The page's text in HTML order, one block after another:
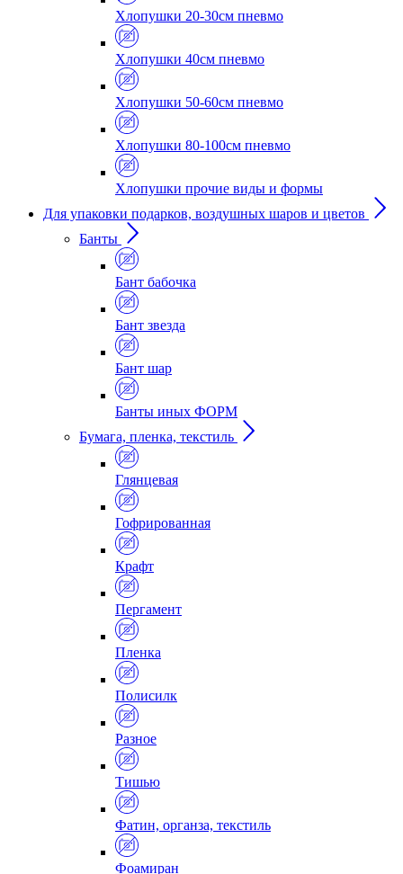
Хлопушки 20-30см пневмо
Хлопушки 40см пневмо
Хлопушки 50-60см пневмо
Хлопушки 80-100см пневмо
Хлопушки прочие виды и формы
Для упаковки подарков, воздушных шаров и цветов
Банты
Бант бабочка
Бант звезда
Бант шар
Банты иных ФОРМ
Бумага, пленка, текстиль
Глянцевая
Гофрированная
Крафт
Пергамент
Пленка
Полисилк
Разное
Тишью
Фатин, органза, текстиль
Фоамиран